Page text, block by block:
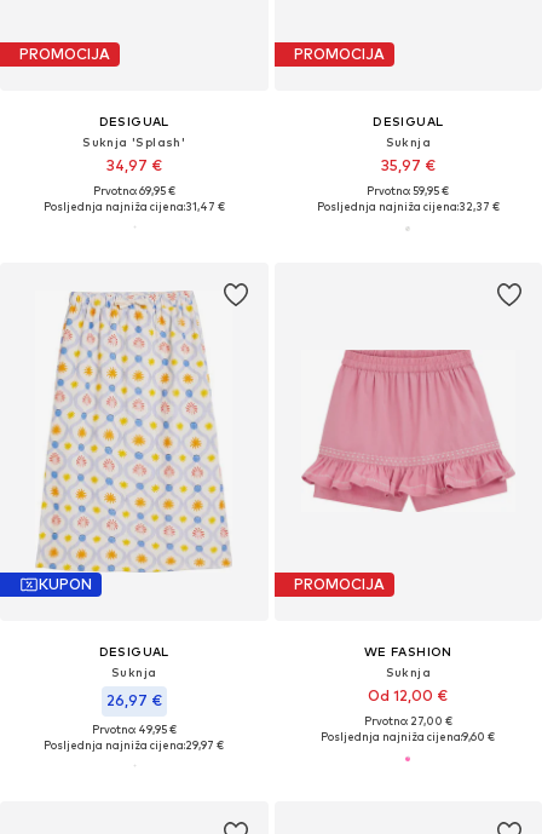
PROMOCIJA
DESIGUAL
Suknja 'Splash'
34,97 €
Prvotno: 69,95 €
Posljednja najniža cijena:31,47 €
PROMOCIJA
DESIGUAL
Suknja
35,97 €
Prvotno: 59,95 €
Posljednja najniža cijena:32,37 €
KUPON
DESIGUAL
Suknja
26,97 €
Prvotno: 49,95 €
Posljednja najniža cijena:29,97 €
PROMOCIJA
WE FASHION
Suknja
Od 12,00 €
Prvotno: 27,00 €
Posljednja najniža cijena:9,60 €